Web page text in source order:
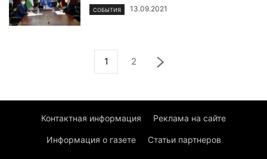
СОБЫТИЯ 13.09.2021
1 2
Контактная информация Реклама на сайте
Информация о газете Статьи партнеров